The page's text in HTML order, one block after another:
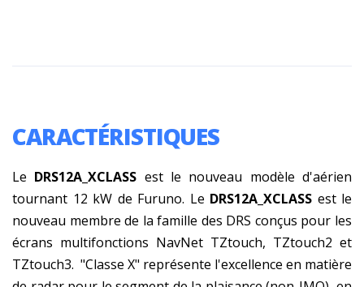
CARACTÉRISTIQUES
Le DRS12A_XCLASS est le nouveau modèle d'aérien
tournant 12 kW de Furuno. Le DRS12A_XCLASS est le
nouveau membre de la famille des DRS conçus pour les
écrans multifonctions NavNet TZtouch, TZtouch2 et
TZtouch3. "Classe X" représente l'excellence en matière